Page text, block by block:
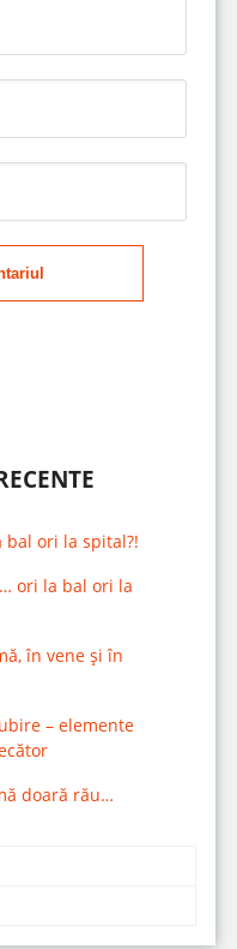
bal ori la spital?!
ori la bal ori la
în vene și în
– elemente
doară rău…